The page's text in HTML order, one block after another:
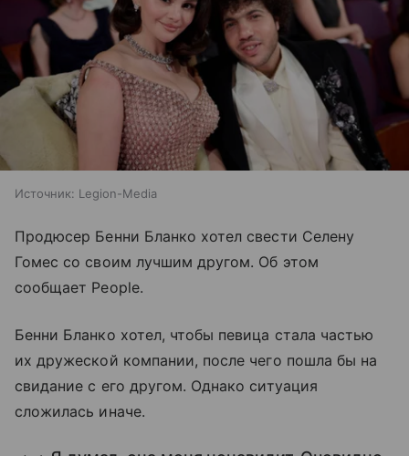
Источник: Legion-Media
Продюсер Бенни Бланко хотел свести Селену
Гомес со своим лучшим другом. Об этом
сообщает People.
Бенни Бланко хотел, чтобы певица стала частью
их дружеской компании, после чего пошла бы на
свидание с его другом. Однако ситуация
сложилась иначе.